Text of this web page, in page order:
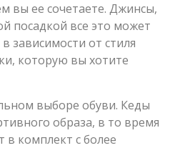
вы ее сочетаете. Джинсы,
посадкой все это может
от стиля
которую вы хотите
выборе обуви. Кеды
образа, в то время
в комплект с более